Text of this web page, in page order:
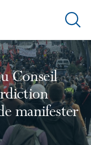
Ouvrir
de
Conseil
manifester